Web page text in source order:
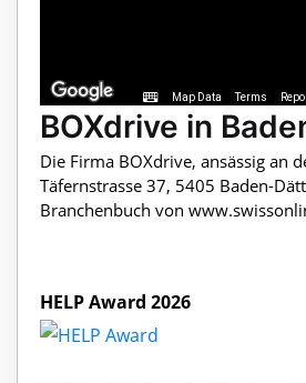
Map Data Terms
BOXdrive in
Die Firma BOXdrive, ansässig an
Täfernstrasse 37, 5405 Baden-
Branchenbuch von
HELP Award 2026